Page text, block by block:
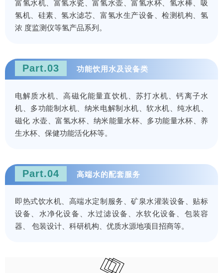
富氢水机、富氢水瓷、富氢水壶、富氢水杯、氢水棒、吸
氢机、硅素、氢水滤芯、富氢水生产设备、检测机构、氢
浓 度监测仪等氢产品系列。
Part.03 功能饮用水及设备类
电解质水机、高磁化能量直饮机、苏打水机、钙离子水
机、多功能制水机、纳米电解制水机、软水机、纯水机、
磁化 水壶、富氢水杯、纳米能量水杯、多功能量水杯、养
生水杯、保健功能活化杯等。
Part.04 高端水的配套服务
即热式饮水机、高端水定制服务、矿泉水灌装设备、贴标
设备、水净化设备、水过滤设备、水软化设备、包装容
器、 包装设计、科研机构、优质水源地项目招商等。